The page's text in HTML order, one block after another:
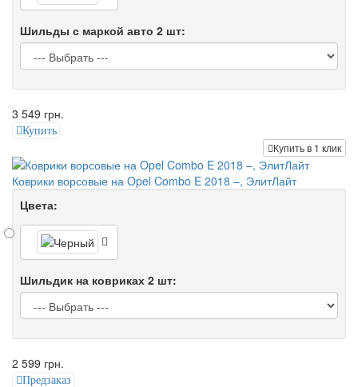
Шильды с маркой авто 2 шт:
3 549 грн.
Купить
Купить в 1 клик
Коврики ворсовые на Opel Combo E 2018 –, ЭлитЛайт
Цвета:
Шильдик на ковриках 2 шт:
2 599 грн.
Предзаказ